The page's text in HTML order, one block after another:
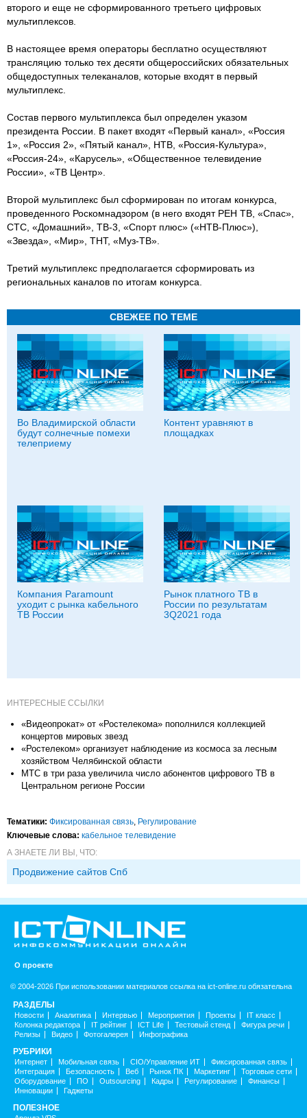
второго и еще не сформированного третьего цифровых
мультиплексов.
В настоящее время операторы бесплатно осуществляют
трансляцию только тех десяти общероссийских обязательных
общедоступных телеканалов, которые входят в первый
мультиплекс.
Состав первого мультиплекса был определен указом
президента России. В пакет входят «Первый канал», «Россия
1», «Россия 2», «Пятый канал», НТВ, «Россия-Культура»,
«Россия-24», «Карусель», «Общественное телевидение
России», «ТВ Центр».
Второй мультиплекс был сформирован по итогам конкурса,
проведенного Роскомнадзором (в него входят РЕН ТВ, «Спас»,
СТС, «Домашний», ТВ-3, «Спорт плюс» («НТВ-Плюс»),
«Звезда», «Мир», ТНТ, «Муз-ТВ».
Третий мультиплекс предполагается сформировать из
региональных каналов по итогам конкурса.
СВЕЖЕЕ ПО ТЕМЕ
Во Владимирской области
будут солнечные помехи
телеприему
Контент уравняют в
площадках
Компания Paramount
уходит с рынка кабельного
ТВ России
Рынок платного ТВ в
России по результатам
3Q2021 года
ИНТЕРЕСНЫЕ ССЫЛКИ
«Видеопрокат» от «Ростелекома» пополнился коллекцией
концертов мировых звезд
«Ростелеком» организует наблюдение из космоса за лесным
хозяйством Челябинской области
МТС в три раза увеличила число абонентов цифрового ТВ в
Центральном регионе России
Тематики: Фиксированная связь Регулирование
Ключевые слова: кабельное телевидение
А ЗНАЕТЕ ЛИ ВЫ, ЧТО:
Продвижение сайтов Спб
О проекте
© 2004-2026 При использовании материалов ссылка на ict-online.ru обязательна
РАЗДЕЛЫ
Новости Аналитика Интервью Мероприятия Проекты
IT класс
Колонка редактора
IT рейтинг ICT Life Тестовый стенд
Фигура речи
Релизы
Видео Фотогалерея Инфографика
РУБРИКИ
Интернет Мобильная связь CIO/Управление ИТ
Фиксированная связь
Интеграция
Безопасность Веб Рынок ПК Маркетинг
Торговые сети
Оборудование
ПО Outsourcing Кадры Регулирование
Финансы
Инновации
Гаджеты
ПОЛЕЗНОЕ